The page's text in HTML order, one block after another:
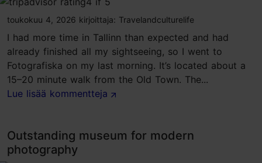
toukokuu 4, 2026 kirjoittaja: Travelandculturelife
I had more time in Tallinn than expected and had
already finished all my sightseeing, so I went to
Fotografiska on my last morning. It’s located about a
15–20 minute walk from the Old Town. The...
Lue lisää kommentteja
Outstanding museum for modern
photography